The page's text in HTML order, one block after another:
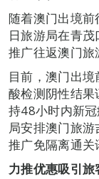
随着澳门出境前
日旅游局在青
推广往返澳门旅
目前，澳门出
酸检测阴性结
持48小时内新
局安排澳门旅
推广免隔离通关
力推优惠吸引旅